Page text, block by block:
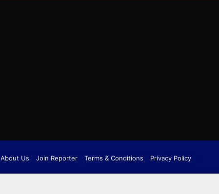
About Us Join Reporter Terms & Conditions Privacy Policy